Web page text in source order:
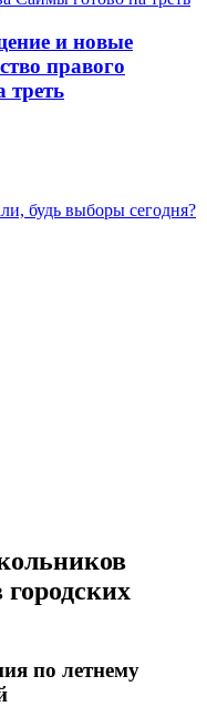
и новые
правого
треть
будь выборы сегодня?
городских
по летнему